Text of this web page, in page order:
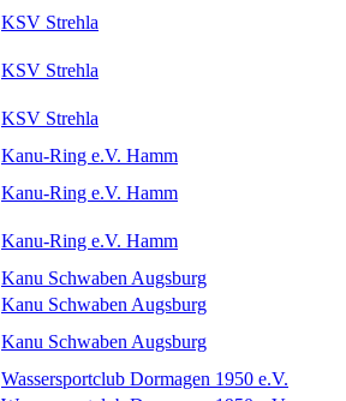
KSV Strehla
KSV Strehla
KSV Strehla
Kanu-Ring e.V. Hamm
Kanu-Ring e.V. Hamm
Kanu-Ring e.V. Hamm
Kanu Schwaben Augsburg
Kanu Schwaben Augsburg
Kanu Schwaben Augsburg
Wassersportclub Dormagen 1950 e.V.